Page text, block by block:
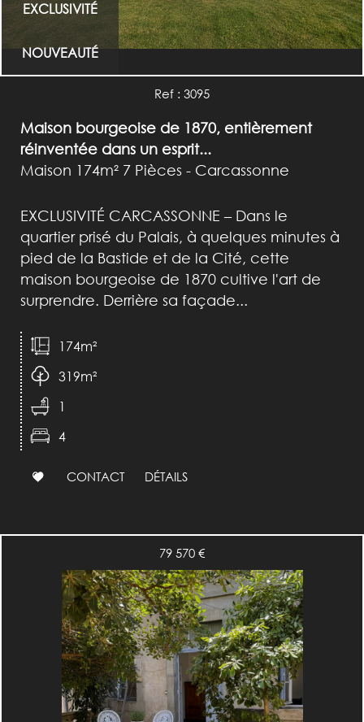
EXCLUSIVITÉ
NOUVEAUTÉ
Ref : 3095
Maison bourgeoise de 1870, entièrement
réinventée dans un esprit...
Maison 174m² 7 Pièces - Carcassonne
EXCLUSIVITÉ CARCASSONNE – Dans le
quartier prisé du Palais, à quelques minutes à
pied de la Bastide et de la Cité, cette
maison bourgeoise de 1870 cultive l'art de
surprendre. Derrière sa façade...
174m²
319m²
1
4
CONTACT DÉTAILS
79 570 €